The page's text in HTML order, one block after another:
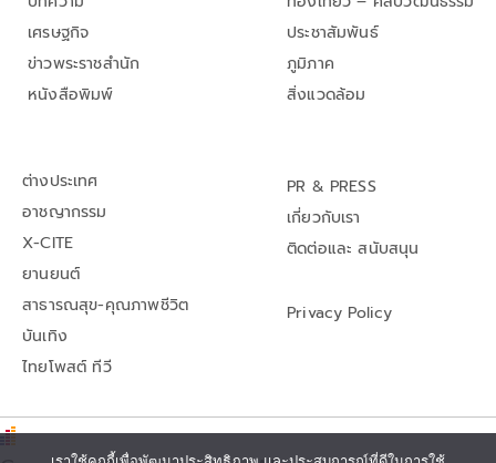
เศรษฐกิจ
ข่าวพระราชสำนัก
หนังสือพิมพ์
ประชาสัมพันธ์
ภูมิภาค
สิ่งแวดล้อม
ต่างประเทศ
อาชญากรรม
X-CITE
ยานยนต์
สาธารณสุข-คุณภาพชีวิต
บันเทิง
ไทยโพสต์ ทีวี
PR & PRESS
เกี่ยวกับเรา
ติดต่อและ สนับสนุน
Privacy Policy